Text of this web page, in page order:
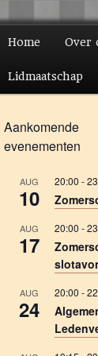
Spring
Spring naar
Home Over
Lidmaatschap
Aankomende
evenementen
AUG
10
20:00 -
AUG
17
20:00 -
AUG
24
20:00 -